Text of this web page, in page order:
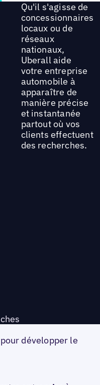
Qu'il s'agisse de
concessionnaires
locaux ou de
réseaux
nationaux,
Uberall aide
votre entreprise
automobile à
apparaître de
manière précise
et instantanée
partout où vos
clients effectuent
des recherches.
développer le